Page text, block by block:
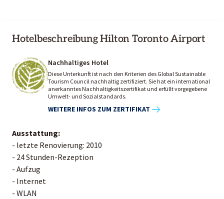
Hotelbeschreibung Hilton Toronto Airport
Nachhaltiges Hotel
Diese Unterkunft ist nach den Kriterien des Global Sustainable
Tourism Council nachhaltig zertifiziert. Sie hat ein international
anerkanntes Nachhaltigkeitszertifikat und erfüllt vorgegebene
Umwelt- und Sozialstandards.
WEITERE INFOS ZUM ZERTIFIKAT
Ausstattung:
- letzte Renovierung: 2010
- 24 Stunden-Rezeption
- Aufzug
- Internet
- WLAN